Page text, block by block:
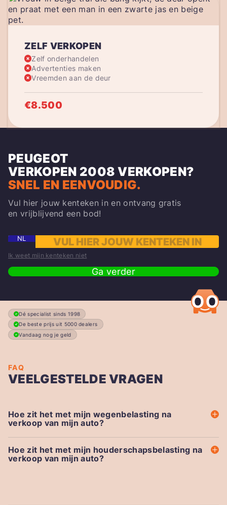
ZELF VERKOPEN
Zelf onderhandelen
Advertenties maken
Vreemden aan de deur
€8.500
PEUGEOT
VERKOPEN 2008 VERKOPEN?
SNEL EN EENVOUDIG.
Vul hier jouw kenteken in en ontvang gratis
en vrijblijvend een bod!
NL
Ik weet mijn kenteken niet
Ga verder
Dé specialist sinds 1998
De beste prijs uit 5000 dealers
Vandaag nog je geld
FAQ
VEELGESTELDE VRAGEN
Hoe zit het met mijn wegenbelasting na
verkoop van mijn auto?
Hoe zit het met mijn houderschapsbelasting na
verkoop van mijn auto?